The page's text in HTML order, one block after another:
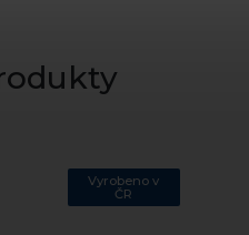
Vyrobeno v
ČR